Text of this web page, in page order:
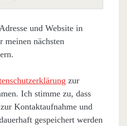
und Website in
meinen nächsten
zur
Ich stimme zu, dass
Kontaktaufnahme und
gespeichert werden